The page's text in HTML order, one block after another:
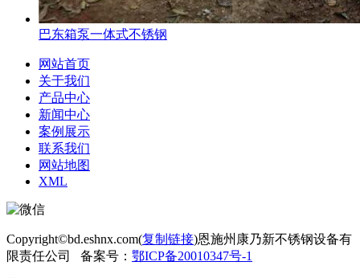
巴东箱泵一体式不锈钢
网站首页
关于我们
产品中心
新闻中心
案例展示
联系我们
网站地图
XML
Copyright©bd.eshnx.com(复制链接)恩施州康乃新不锈钢设备有
限责任公司 备案号： 鄂ICP备20010347号-1